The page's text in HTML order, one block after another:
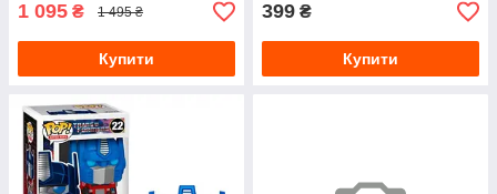
1 095 ₴ 1 495 ₴
Купити
399 ₴
Купити